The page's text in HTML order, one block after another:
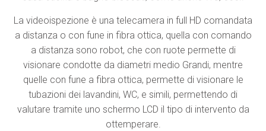
La videoispezione è una telecamera in full HD comandata
a distanza o con fune in fibra ottica, quella con comando
a distanza sono robot, che con ruote permette di
visionare condotte da diametri medio Grandi, mentre
quelle con fune a fibra ottica, permette di visionare le
tubazioni dei lavandini, WC, e simili, permettendo di
valutare tramite uno schermo LCD il tipo di intervento da
ottemperare.